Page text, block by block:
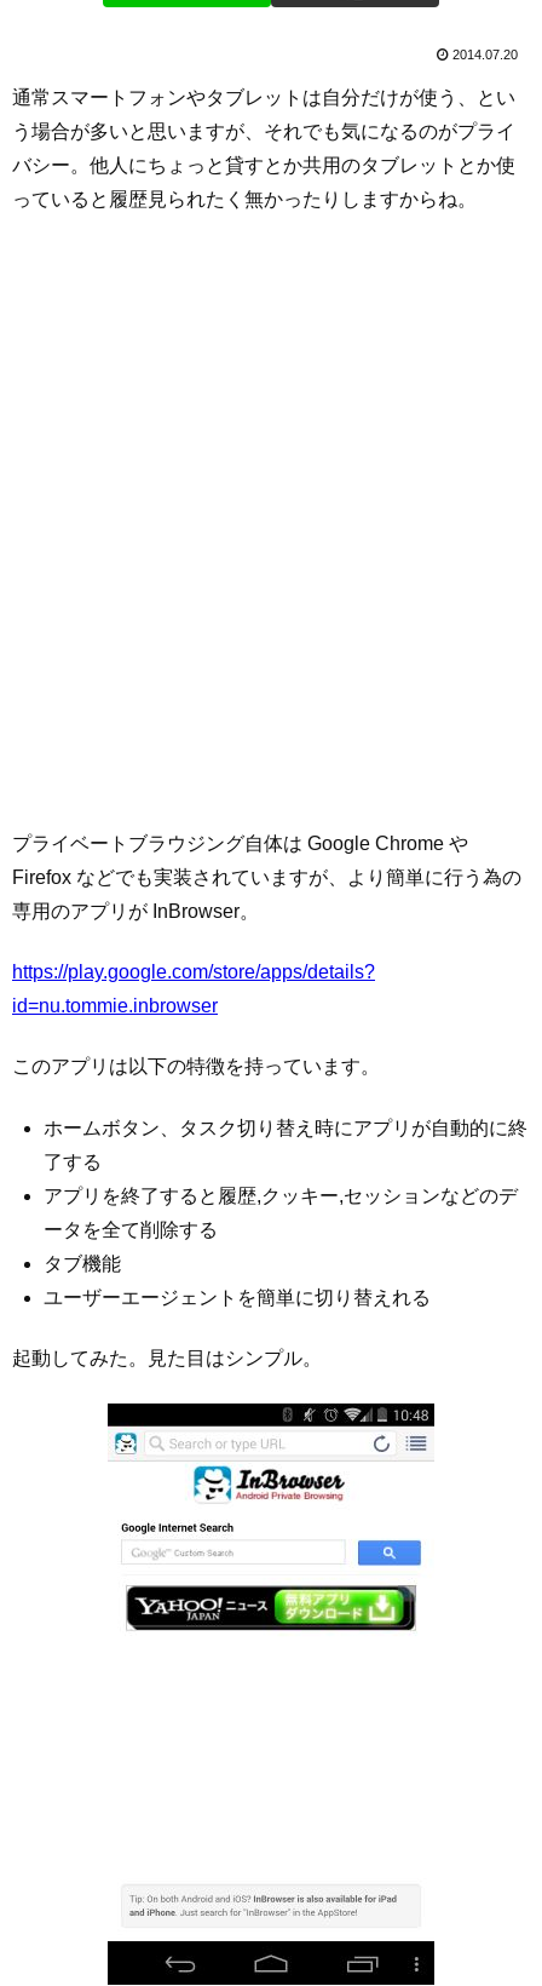
2014.07.20
通常スマートフォンやタブレットは自分だけが使う、とい
う場合が多いと思いますが、それでも気になるのがプライ
バシー。他人にちょっと貸すとか共用のタブレットとか使
っていると履歴見られたく無かったりしますからね。
プライベートブラウジング自体は Google Chrome や
Firefox などでも実装されていますが、より簡単に行う為の
専用のアプリが InBrowser。
https://play.google.com/store/apps/details?
id=nu.tommie.inbrowser
このアプリは以下の特徴を持っています。
ホームボタン、タスク切り替え時にアプリが自動的に終
了する
アプリを終了すると履歴,クッキー,セッションなどのデ
ータを全て削除する
タブ機能
ユーザーエージェントを簡単に切り替えれる
起動してみた。見た目はシンプル。